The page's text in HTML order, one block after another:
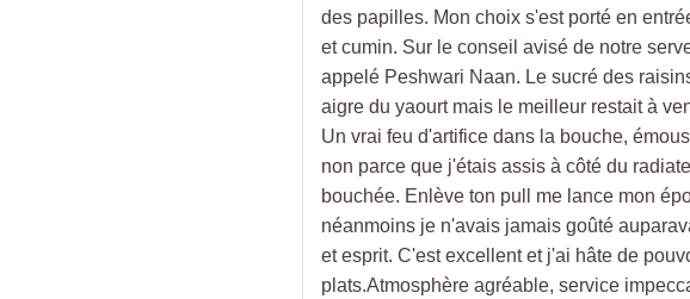
des papilles. Mon choix s'est porté en
et cumin. Sur le conseil avisé de notre
appelé Peshwari Naan. Le sucré des
aigre du yaourt mais le meilleur restait à
Un vrai feu d'artifice dans la bouche,
non parce que j'étais assis à côté du
bouchée. Enlève ton pull me lance mon
néanmoins je n'avais jamais goûté
et esprit. C'est excellent et j'ai hâte de
plats.Atmosphère agréable, service